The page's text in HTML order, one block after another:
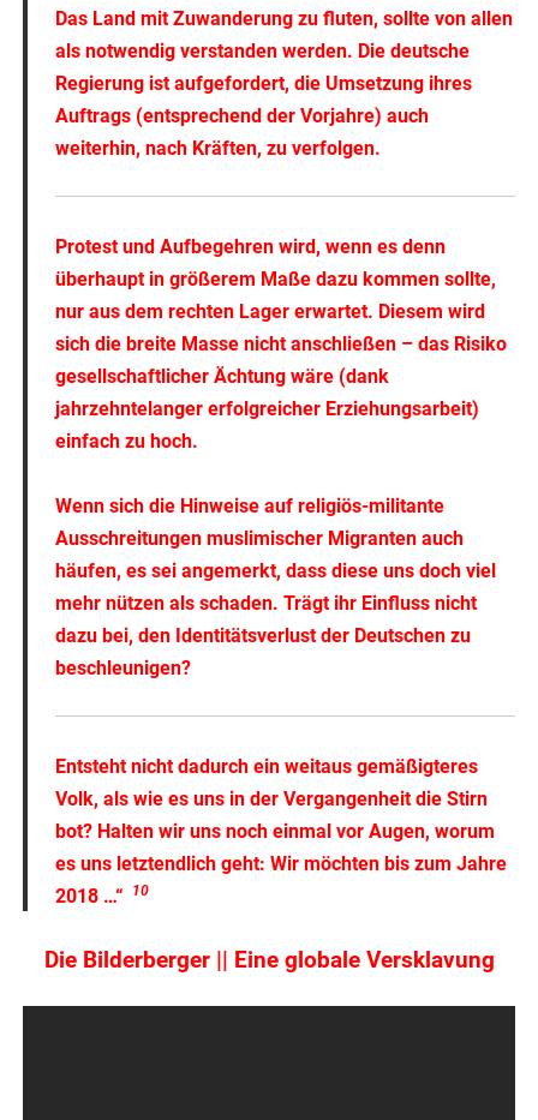
Das Land mit Zuwanderung zu fluten, sollte von allen
als notwendig verstanden werden. Die deutsche
Regierung ist aufgefordert, die Umsetzung ihres
Auftrags (entsprechend der Vorjahre) auch
weiterhin, nach Kräften, zu verfolgen.
Protest und Aufbegehren wird, wenn es denn
überhaupt in größerem Maße dazu kommen sollte,
nur aus dem rechten Lager erwartet. Diesem wird
sich die breite Masse nicht anschließen – das Risiko
gesellschaftlicher Ächtung wäre (dank
jahrzehntelanger erfolgreicher Erziehungsarbeit)
einfach zu hoch.
Wenn sich die Hinweise auf religiös-militante
Ausschreitungen muslimischer Migranten auch
häufen, es sei angemerkt, dass diese uns doch viel
mehr nützen als schaden. Trägt ihr Einfluss nicht
dazu bei, den Identitätsverlust der Deutschen zu
beschleunigen?
Entsteht nicht dadurch ein weitaus gemäßigteres
Volk, als wie es uns in der Vergangenheit die Stirn
bot? Halten wir uns noch einmal vor Augen, worum
es uns letztendlich geht: Wir möchten bis zum Jahre
2018 …“
10
Die Bilderberger || Eine globale Versklavung